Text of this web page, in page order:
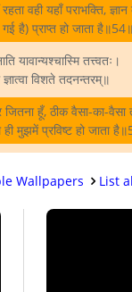
वही यहाँ पराभक्ति, ज्ञान
गई है) प्राप्त हो जाता है॥54॥
यावान्यश्चास्मि तत्त्वतः।
ज्ञात्वा विशते तदनन्तरम्‌॥
जितना हूँ, ठीक वैसा-का-
मुझमें प्रविष्ट हो जाता
Wallpapers List